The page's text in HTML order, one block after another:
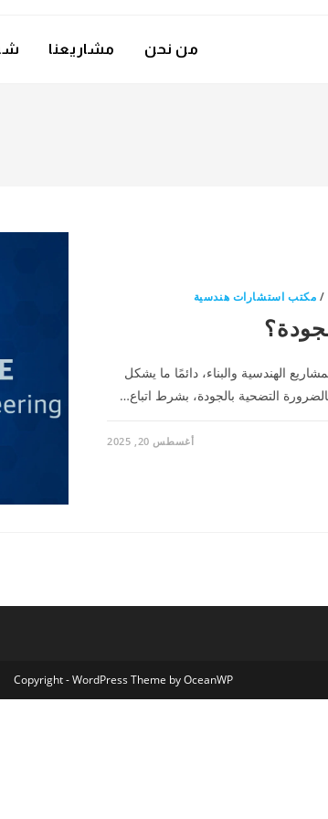
من نحن مشاريعنا
/ مكتب استشارات هندسية
الهندسية والبناء، دائمًا ما يشكل
التضحية بالجودة، بشرط اتباع…
أغسطس 20, 2025
Copyright - WordPress Theme by OceanWP